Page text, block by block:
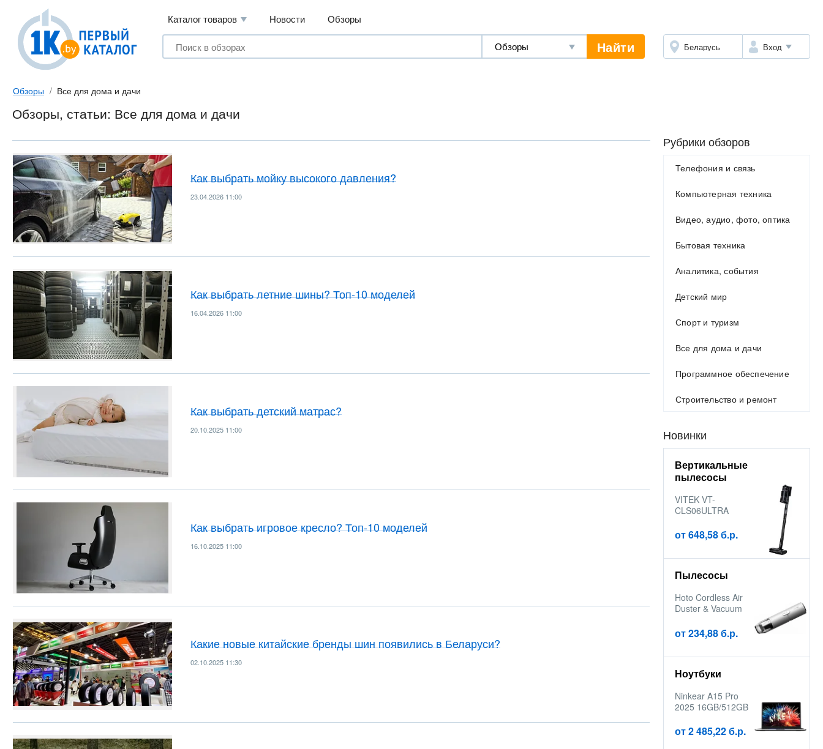
Каталог товаров Новости Обзоры
Найти Беларусь Вход
Обзоры Все для дома и дачи
Обзоры, статьи: Все для дома и дачи
Как выбрать мойку высокого давления?
23.04.2026 11:00
Как выбрать летние шины? Топ-10 моделей
16.04.2026 11:00
Как выбрать детский матрас?
20.10.2025 11:00
Как выбрать игровое кресло? Топ-10 моделей
16.10.2025 11:00
Какие новые китайские бренды шин появились в Беларуси?
02.10.2025 11:30
Рубрики обзоров
Телефония и связь
Компьютерная техника
Видео, аудио, фото, оптика
Бытовая техника
Аналитика, события
Детский мир
Спорт и туризм
Все для дома и дачи
Программное обеспечение
Строительство и ремонт
Новинки
Вертикальные
пылесосы
VITEK VT-
CLS06ULTRA
от 648,58 б.р.
Пылесосы
Hoto Cordless Air
Duster & Vacuum
от 234,88 б.р.
Ноутбуки
Ninkear A15 Pro
2025 16GB/512GB
от 2 485,22 б.р.